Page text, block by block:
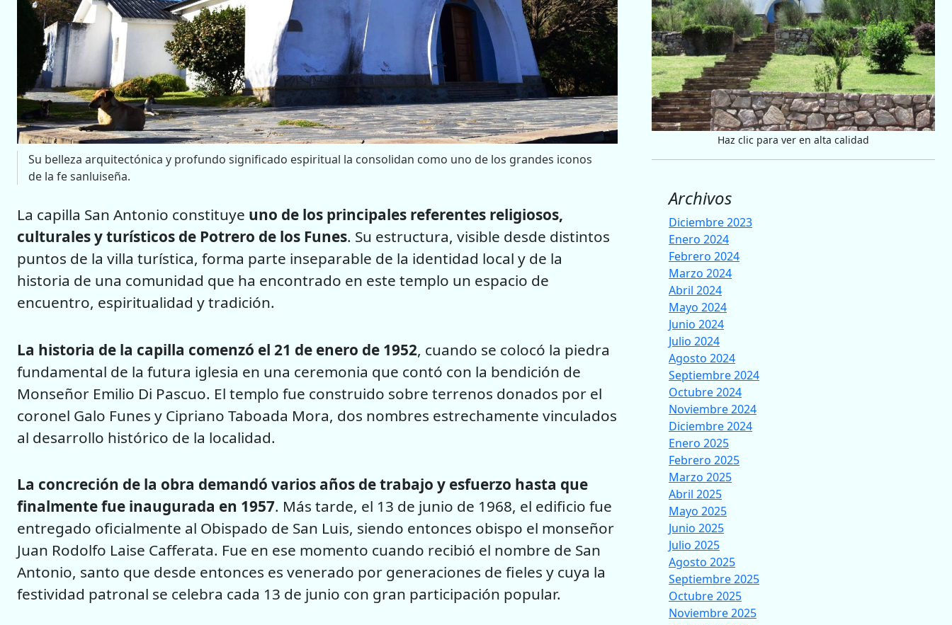
Su belleza arquitectónica y profundo significado espiritual la consolidan como uno de los grandes iconos
de la fe sanluiseña.
La capilla San Antonio constituye uno de los principales referentes religiosos,
culturales y turísticos de Potrero de los Funes. Su estructura, visible desde distintos
puntos de la villa turística, forma parte inseparable de la identidad local y de la
historia de una comunidad que ha encontrado en este templo un espacio de
encuentro, espiritualidad y tradición.
La historia de la capilla comenzó el 21 de enero de 1952, cuando se colocó la piedra
fundamental de la futura iglesia en una ceremonia que contó con la bendición de
Monseñor Emilio Di Pascuo. El templo fue construido sobre terrenos donados por el
coronel Galo Funes y Cipriano Taboada Mora, dos nombres estrechamente vinculados
al desarrollo histórico de la localidad.
La concreción de la obra demandó varios años de trabajo y esfuerzo hasta que
finalmente fue inaugurada en 1957. Más tarde, el 13 de junio de 1968, el edificio fue
entregado oficialmente al Obispado de San Luis, siendo entonces obispo el monseñor
Juan Rodolfo Laise Cafferata. Fue en ese momento cuando recibió el nombre de San
Antonio, santo que desde entonces es venerado por generaciones de fieles y cuya la
festividad patronal se celebra cada 13 de junio con gran participación popular.
Haz clic para ver en alta calidad
Archivos
Diciembre 2023
Enero 2024
Febrero 2024
Marzo 2024
Abril 2024
Mayo 2024
Junio 2024
Julio 2024
Agosto 2024
Septiembre 2024
Octubre 2024
Noviembre 2024
Diciembre 2024
Enero 2025
Febrero 2025
Marzo 2025
Abril 2025
Mayo 2025
Junio 2025
Julio 2025
Agosto 2025
Septiembre 2025
Octubre 2025
Noviembre 2025